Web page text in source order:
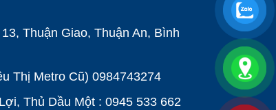
Thuận Giao, Thuận An, Bình
Thị Metro Cũ) 0984743274
Thủ Dầu Một : 0945 533 662